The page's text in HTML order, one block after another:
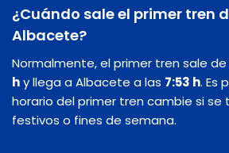
¿Cuándo sale el primer tren
Albacete?
Normalmente, el primer tren sale
hy llega a Albacete a las 7:53 h. Es
horario del primer tren cambie si
festivos o fines de semana.